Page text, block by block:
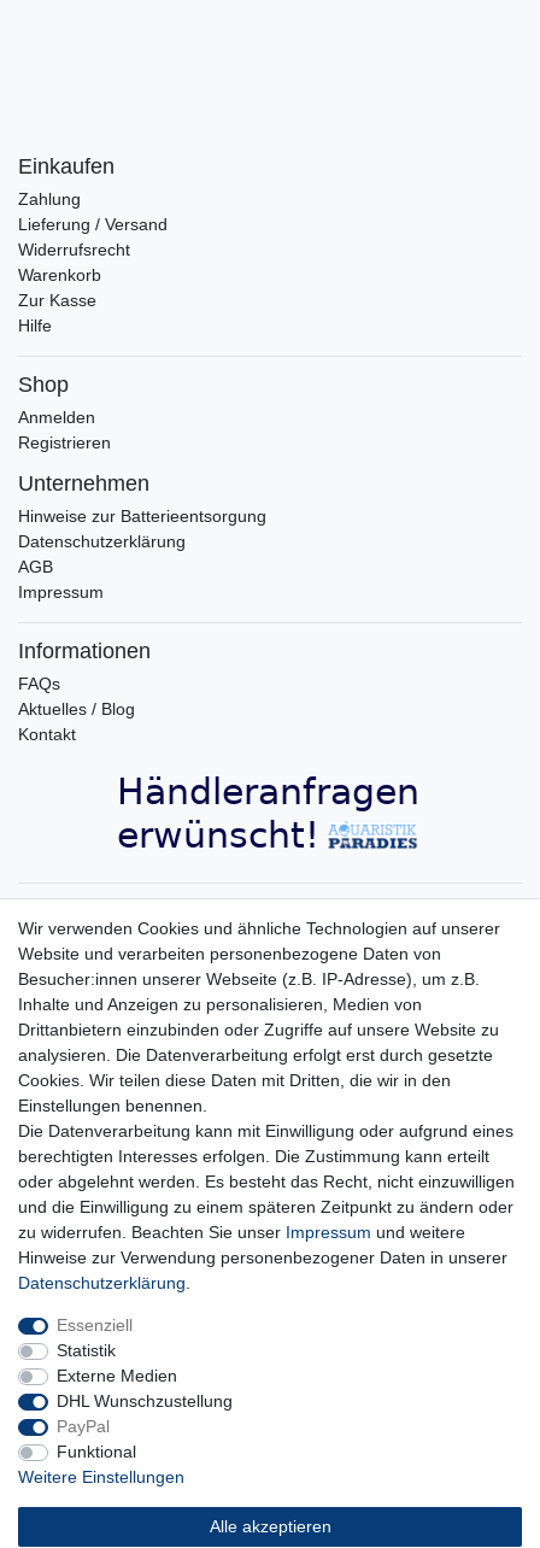
Einkaufen
Zahlung
Lieferung / Versand
Widerrufsrecht
Warenkorb
Zur Kasse
Hilfe
Shop
Anmelden
Registrieren
Unternehmen
Hinweise zur Batterieentsorgung
Datenschutzerklärung
AGB
Impressum
Informationen
FAQs
Aktuelles / Blog
Kontakt
Aquaristik-Paradies Newsletter
E-MAIL **
Newsletter
Honig
Hiermit bestätige ich, dass ich dieDaten­schutz­erklärunggelesen habe. Meine
Einwilligung kann ich jederzeit widerrufen.**
** Hierbei handelt es sich um ein Pflichtfeld.
Impressum Daten­schutz­erklärung AGB
Wir verwenden Cookies und ähnliche Technologien auf unserer
Website und verarbeiten personenbezogene Daten von
Besucher:innen unserer Webseite (z.B. IP-Adresse), um z.B.
Inhalte und Anzeigen zu personalisieren, Medien von
Drittanbietern einzubinden oder Zugriffe auf unsere Website zu
analysieren. Die Datenverarbeitung erfolgt erst durch gesetzte
Cookies. Wir teilen diese Daten mit Dritten, die wir in den
Einstellungen benennen.
Die Datenverarbeitung kann mit Einwilligung oder aufgrund eines
berechtigten Interesses erfolgen. Die Zustimmung kann erteilt
oder abgelehnt werden. Es besteht das Recht, nicht einzuwilligen
und die Einwilligung zu einem späteren Zeitpunkt zu ändern oder
zu widerrufen. Beachten Sie unser Impressum und weitere
Hinweise zur Verwendung personenbezogener Daten in unserer
Daten­schutz­erklärung
Essenziell
Statistik
Externe Medien
DHL Wunschzustellung
PayPal
Funktional
Weitere Einstellungen
Alle akzeptieren